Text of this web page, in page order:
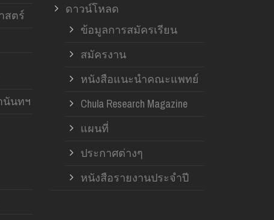
สตร์
นันทฯ
ดาวน์โหลด
ข้อมูลการสมัครเรียน
สมัครงาน
หนังสือแนะนำคณะแพทย์
Chula Research Magazine
แผนที่
ประกาศต่างๆ
หนังสือรายงานประจำปี